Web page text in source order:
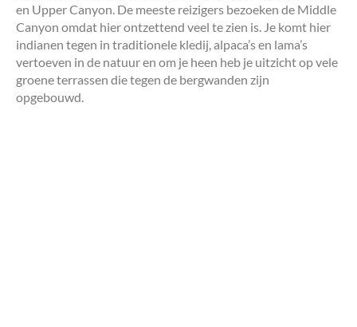
en Upper Canyon. De meeste reizigers bezoeken de Middle
Canyon omdat hier ontzettend veel te zien is. Je komt hier
indianen tegen in traditionele kledij, alpaca’s en lama’s
vertoeven in de natuur en om je heen heb je uitzicht op vele
groene terrassen die tegen de bergwanden zijn
opgebouwd.